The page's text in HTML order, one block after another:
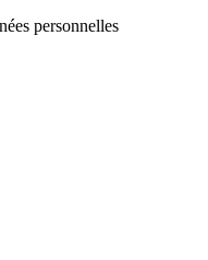
personnelles